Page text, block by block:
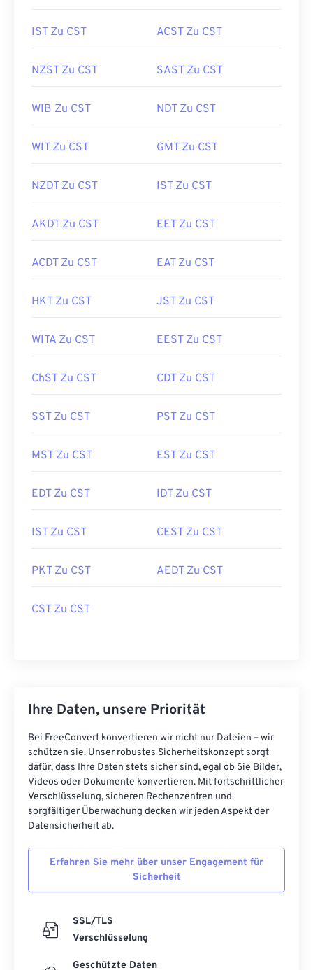
IST Zu CST ACST Zu CST
NZST Zu CST SAST Zu CST
WIB Zu CST NDT Zu CST
WIT Zu CST GMT Zu CST
NZDT Zu CST IST Zu CST
AKDT Zu CST EET Zu CST
ACDT Zu CST EAT Zu CST
HKT Zu CST JST Zu CST
WITA Zu CST EEST Zu CST
ChST Zu CST CDT Zu CST
SST Zu CST PST Zu CST
MST Zu CST EST Zu CST
EDT Zu CST IDT Zu CST
IST Zu CST CEST Zu CST
PKT Zu CST AEDT Zu CST
CST Zu CST
Ihre Daten, unsere Priorität
Bei FreeConvert konvertieren wir nicht nur Dateien – wir
schützen sie. Unser robustes Sicherheitskonzept sorgt
dafür, dass Ihre Daten stets sicher sind, egal ob Sie Bilder,
Videos oder Dokumente konvertieren. Mit fortschrittlicher
Verschlüsselung, sicheren Rechenzentren und
sorgfältiger Überwachung decken wir jeden Aspekt der
Datensicherheit ab.
Erfahren Sie mehr über unser Engagement für
Sicherheit
SSL/TLS
Verschlüsselung
Geschützte Daten